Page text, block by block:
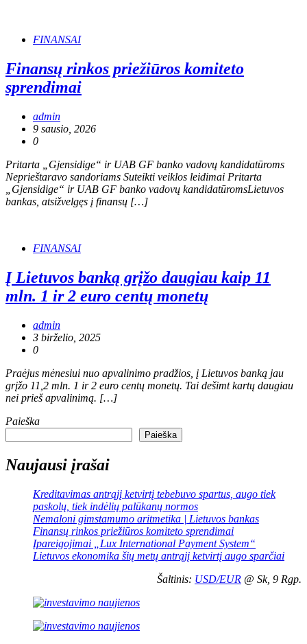
FINANSAI
Finansų rinkos priežiūros komiteto
sprendimai
admin
9 sausio, 2026
0
Pritarta „Gjensidige“ ir UAB GF banko vadovų kandidatūroms
Neprieštaravo sandoriams Suteikti veiklos leidimai Pritarta
„Gjensidige“ ir UAB GF banko vadovų kandidatūromsLietuvos
bankas, atsižvelgęs į finansų […]
FINANSAI
Į Lietuvos banką grįžo daugiau kaip 11
mln. 1 ir 2 euro centų monetų
admin
3 birželio, 2025
0
Praėjus mėnesiui nuo apvalinimo pradžios, į Lietuvos banką jau
grįžo 11,2 mln. 1 ir 2 euro centų monetų. Tai dešimt kartų daugiau
nei prieš apvalinimą. […]
Paieška
Paieška
Naujausi įrašai
Kreditavimas antrąjį ketvirtį tebebuvo spartus, augo tiek
paskolų, tiek indėlių palūkanų normos
Nemaloni gimstamumo aritmetika | Lietuvos bankas
Finansų rinkos priežiūros komiteto sprendimai
Įpareigojimai „Lux International Payment System“
Lietuvos ekonomika šių metų antrąjį ketvirtį augo sparčiai
Šaltinis: USD/EUR @ Sk, 9 Rgp.